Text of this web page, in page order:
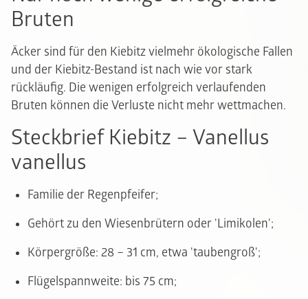
Bruten
Äcker sind für den Kiebitz vielmehr ökologische Fallen
und der Kiebitz-Bestand ist nach wie vor stark
rückläufig. Die wenigen erfolgreich verlaufenden
Bruten können die Verluste nicht mehr wettmachen.
Steckbrief Kiebitz – Vanellus
vanellus
Familie der Regenpfeifer;
Gehört zu den Wiesenbrütern oder 'Limikolen';
Körpergröße: 28 – 31 cm, etwa 'taubengroß';
Flügelspannweite: bis 75 cm;